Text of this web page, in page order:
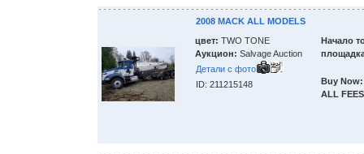
2008 MACK ALL MODELS
цвет: TWO TONE
Аукцион: Salvage Auction
Детали с фото
ID: 211215148
Начало
Buy Now:
ALL